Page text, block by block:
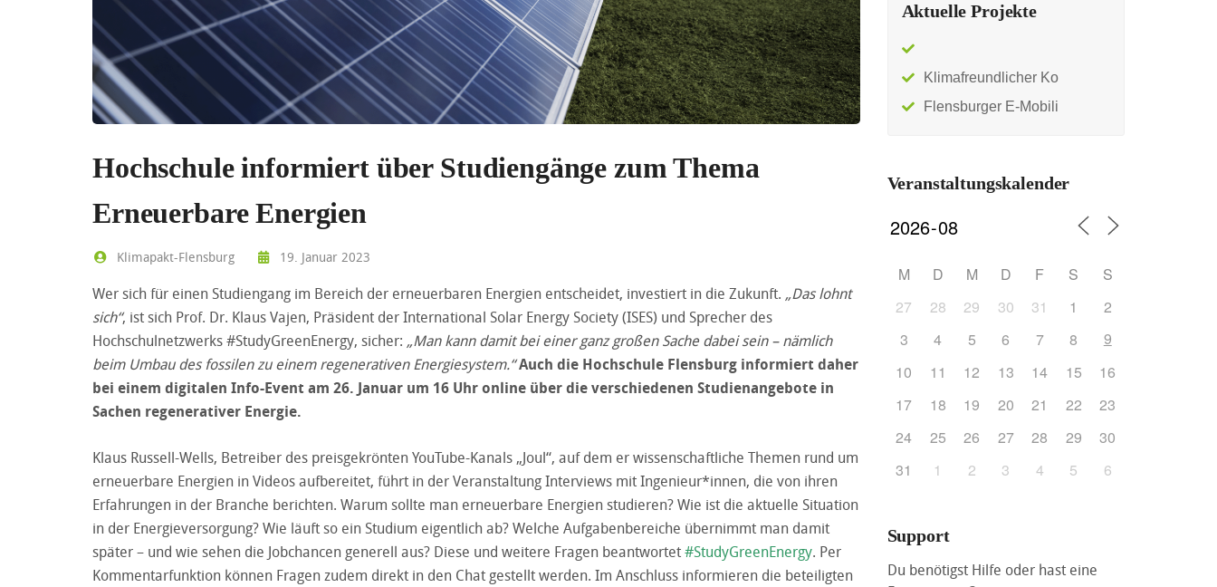
Hochschule informiert über Studiengänge zum Thema
Erneuerbare Energien
Klimapakt-Flensburg 19. Januar 2023
Wer sich für einen Studiengang im Bereich der erneuerbaren Energien entscheidet, investiert in die Zukunft. „Das lohnt
sich“, ist sich Prof. Dr. Klaus Vajen, Präsident der International Solar Energy Society (ISES) und Sprecher des
Hochschulnetzwerks #StudyGreenEnergy, sicher: „Man kann damit bei einer ganz großen Sache dabei sein – nämlich
beim Umbau des fossilen zu einem regenerativen Energiesystem.“Auch die Hochschule Flensburg informiert daher
bei einem digitalen Info-Event am 26. Januar um 16 Uhr online über die verschiedenen Studienangebote in
Sachen regenerativer Energie.
Klaus Russell-Wells, Betreiber des preisgekrönten YouTube-Kanals „Joul“, auf dem er wissenschaftliche Themen rund um
erneuerbare Energien in Videos aufbereitet, führt in der Veranstaltung Interviews mit Ingenieur*innen, die von ihren
Erfahrungen in der Branche berichten. Warum sollte man erneuerbare Energien studieren? Wie ist die aktuelle Situation
in der Energieversorgung? Wie läuft so ein Studium eigentlich ab? Welche Aufgabenbereiche übernimmt man damit
später – und wie sehen die Jobchancen generell aus? Diese und weitere Fragen beantwortet#StudyGreenEnergy. Per
Kommentarfunktion können Fragen zudem direkt in den Chat gestellt werden. Im Anschluss informieren die beteiligten
Aktuelle Projekte
Klimafreundlicher Ko
Flensburger E-Mobili
Veranstaltungskalender
M D M D F S
S
27
28 29 30 31 1
2
3
4 5 6 7 8
9
10
11 12 13 14 15
16
17
18 19 20 21 22
23
24
25 26 27 28 29
30
31
1 2 3 4 5 6
Support
Du benötigst Hilfe oder hast eine